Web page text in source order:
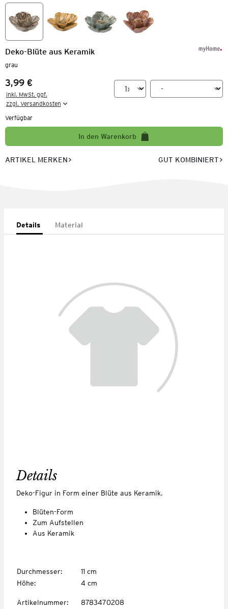
Deko-Blüte aus Keramik
grau
Preis:
3,99 €
inkl. MwSt. ggf.
zzgl. Versandkosten
Verfügbar
In den Warenkorb
ARTIKEL MERKEN GUT KOMBINIERT
Details Material
Details
Deko-Figur in Form einer Blüte aus Keramik.
Blüten-Form
Zum Aufstellen
Aus Keramik
Durchmesser:
11 cm
Höhe: 4 cm
Artikelnummer: 8783470208